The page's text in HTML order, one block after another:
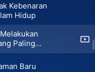
Kebenaran
Hidup
Paling
Baru